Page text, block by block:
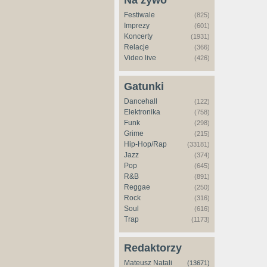
Festiwale (825)
Imprezy (601)
Koncerty (1931)
Relacje (366)
Video live (426)
Gatunki
Dancehall (122)
Elektronika (758)
Funk (298)
Grime (215)
Hip-Hop/Rap (33181)
Jazz (374)
Pop (645)
R&B (891)
Reggae (250)
Rock (316)
Soul (616)
Trap (1173)
Redaktorzy
Mateusz Natali (13671)